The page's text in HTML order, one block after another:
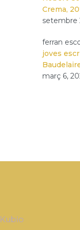
Crema,
setembre
ferran
joves
març 6,
Kubio